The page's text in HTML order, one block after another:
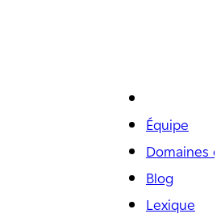
Équipe
Domaines
Blog
Lexique